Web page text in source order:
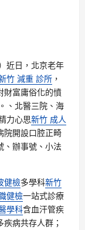
近日，北京老年
竹 減重 診所 ，
財富庸俗化的憤
、北醫三院、海
力心思新竹 成人
院開設口腔正畸
、辦事號、小法
健檢多學科新竹
健檢一站式診療
學科含血汗管疾
病共存人群；